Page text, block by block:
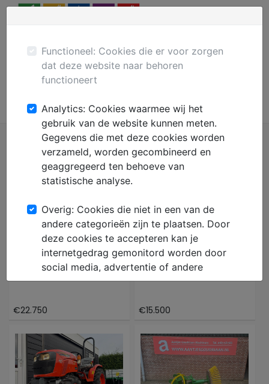
Plaats gratis advertentie
Mechanisatie
€22.750 €15.500